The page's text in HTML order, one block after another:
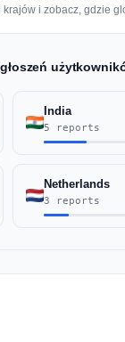
krajów i zobacz, gdzie
India
5 reports
Netherlands
3 reports